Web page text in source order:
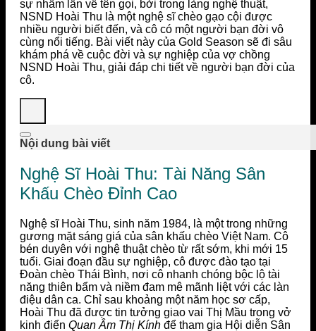
sự nhầm lẫn về tên gọi, bởi trong làng nghệ thuật,
NSND Hoài Thu là một nghệ sĩ chèo gạo cội được
nhiều người biết đến, và cô có một người bạn đời vô
cùng nổi tiếng. Bài viết này của Gold Season sẽ đi sâu
khám phá về cuộc đời và sự nghiệp của vợ chồng
NSND Hoài Thu, giải đáp chi tiết về người bạn đời của
cô.
Nội dung bài viết
Nghệ Sĩ Hoài Thu: Tài Năng Sân
Khấu Chèo Đỉnh Cao
Nghệ sĩ Hoài Thu, sinh năm 1984, là một trong những
gương mặt sáng giá của sân khấu chèo Việt Nam. Cô
bén duyên với nghệ thuật chèo từ rất sớm, khi mới 15
tuổi. Giai đoạn đầu sự nghiệp, cô được đào tạo tại
Đoàn chèo Thái Bình, nơi cô nhanh chóng bộc lộ tài
năng thiên bẩm và niềm đam mê mãnh liệt với các làn
điệu dân ca. Chỉ sau khoảng một năm học sơ cấp,
Hoài Thu đã được tin tưởng giao vai Thị Mầu trong vở
kinh điển Quan Âm Thị Kính để tham gia Hội diễn Sân